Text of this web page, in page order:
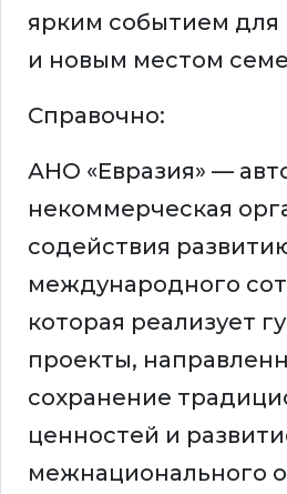
ярким событием для
и новым местом
Справочно:
АНО «Евразия» —
некоммерческая
содействия
международного
которая реализует
проекты,
сохранение
ценностей и
межнационального